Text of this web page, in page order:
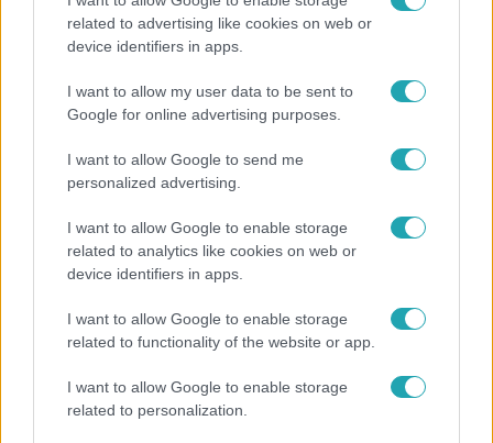
related to advertising like cookies on web or
device identifiers in apps.
I want to allow my user data to be sent to
Google for online advertising purposes.
I want to allow Google to send me
personalized advertising.
I want to allow Google to enable storage
related to analytics like cookies on web or
device identifiers in apps.
I want to allow Google to enable storage
related to functionality of the website or app.
I want to allow Google to enable storage
related to personalization.
Lannert Judit az RTL-nek: Maradnak a
tankerületek és a Klebelsberg Központ, de